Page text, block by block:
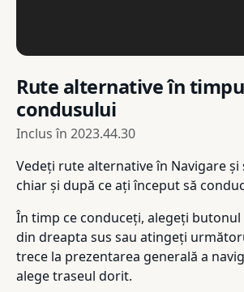
Rute alternative în
condusului
Inclus în 2023.44.30
Vedeți rute alternative în Navigare
chiar și după ce ați început să
În timp ce conduceți, alegeți
din dreapta sus sau atingeți
trece la prezentarea generală a
alege traseul dorit.